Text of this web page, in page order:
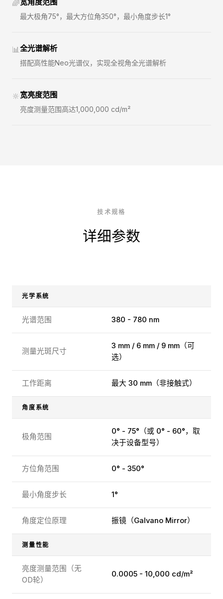
🌈
最大极角75°，最大方位角350°，最小角度步长1°
📊全光谱解析
搭配高性能Neo光谱仪，实现全视角全光谱解析
🔆 宽亮度范围
亮度测量范围高达1,000,000 cd/m²
技术规格
详细参数
光学系统
光谱范围 380 - 780 nm
测量光斑尺寸
3 mm / 6 mm / 9 mm（可
选）
工作距离 最大 30 mm（非接触式）
角度系统
极角范围
0° - 75°（或 0° - 60°，取
决于设备型号）
方位角范围 0° - 350°
最小角度步长 1°
角度定位原理 振镜（Galvano Mirror）
测量性能
亮度测量范围（无
OD轮）
0.0005 - 10,000 cd/m²